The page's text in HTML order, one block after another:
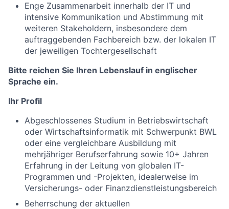
Enge Zusammenarbeit innerhalb der IT und
intensive Kommunikation und Abstimmung mit
weiteren Stakeholdern, insbesondere dem
auftraggebenden Fachbereich bzw. der lokalen IT
der jeweiligen Tochtergesellschaft
Bitte reichen Sie Ihren Lebenslauf in englischer
Sprache ein.
Ihr Profil
Abgeschlossenes Studium in Betriebswirtschaft
oder Wirtschaftsinformatik mit Schwerpunkt BWL
oder eine vergleichbare Ausbildung mit
mehrjähriger Berufserfahrung sowie 10+ Jahren
Erfahrung in der Leitung von globalen IT-
Programmen und -Projekten, idealerweise im
Versicherungs- oder Finanzdienstleistungsbereich
Beherrschung der aktuellen